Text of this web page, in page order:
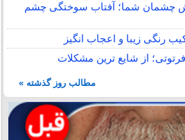
چشمان شما؛ آفتاب سوختگی چشم
رنگی زیبا و اعجاب انگیز
از شایع ترین مشکلات
مطالب روز گذشته »